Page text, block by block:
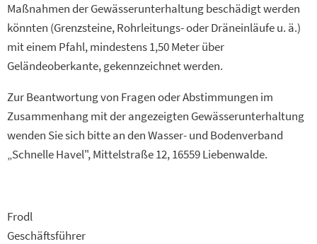
Maßnahmen der Gewässerunterhaltung beschädigt werden
könnten (Grenzsteine, Rohrleitungs- oder Dräneinläufe u. ä.)
mit einem Pfahl, mindestens 1,50 Meter über
Geländeoberkante, gekennzeichnet werden.
Zur Beantwortung von Fragen oder Abstimmungen im
Zusammenhang mit der angezeigten Gewässerunterhaltung
wenden Sie sich bitte an den Wasser- und Bodenverband
„Schnelle Havel", Mittelstraße 12, 16559 Liebenwalde.
Frodl
Geschäftsführer